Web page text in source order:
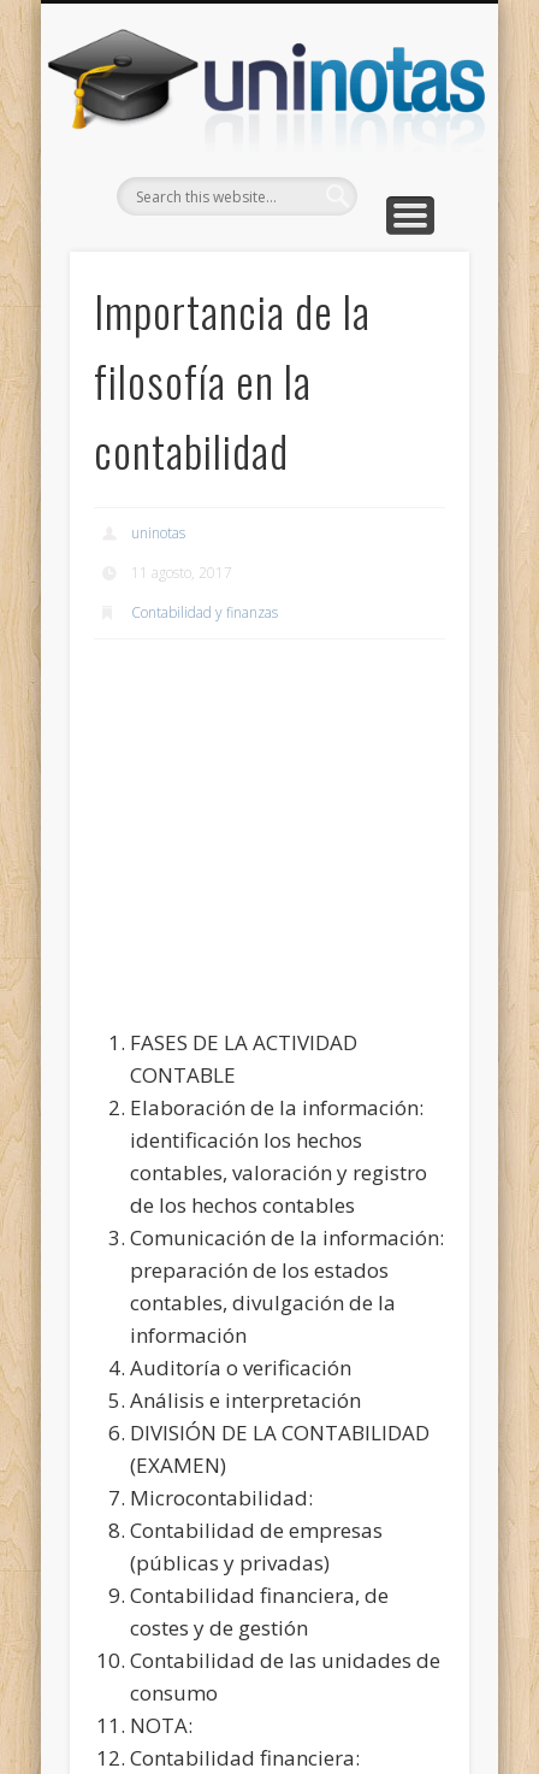
Importancia de la
filosofía en la
contabilidad
uninotas
11 agosto, 2017
Contabilidad y finanzas
FASES DE LA ACTIVIDAD
CONTABLE
Elaboración de la información:
identificación los hechos
contables, valoración y registro
de los hechos contables
Comunicación de la información:
preparación de los estados
contables, divulgación de la
información
Auditoría o verificación
Análisis e interpretación
DIVISIÓN DE LA CONTABILIDAD
(EXAMEN)
Microcontabilidad:
Contabilidad de empresas
(públicas y privadas)
Contabilidad financiera, de
costes y de gestión
Contabilidad de las unidades de
consumo
NOTA:
Contabilidadfinanciera: